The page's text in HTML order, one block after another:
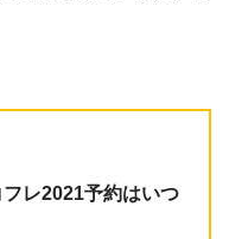
レ2021予約はいつ